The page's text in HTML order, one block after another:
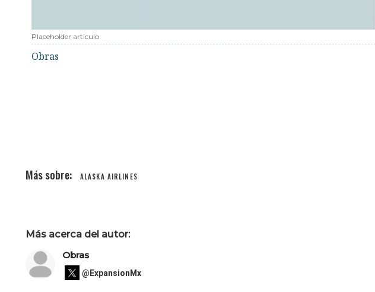
Placeholder articulo
Obras
ALASKA AIRLINES
Más acerca del autor:
Obras
@ExpansionMx